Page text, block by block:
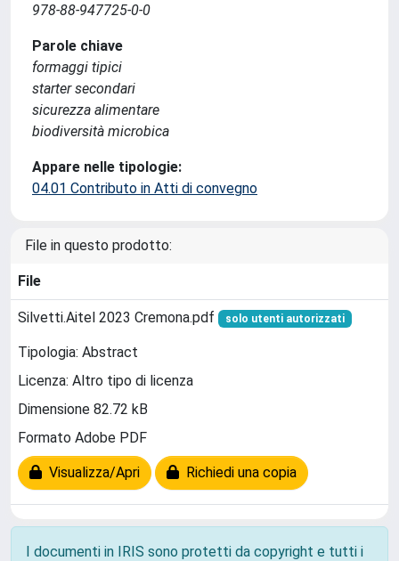
978-88-947725-0-0
Parole chiave
formaggi tipici
starter secondari
sicurezza alimentare
biodiversità microbica
Appare nelle tipologie:
04.01 Contributo in Atti di convegno
File in questo prodotto:
File
Silvetti.Aitel 2023 Cremona.pdf solo utenti autorizzati
Tipologia: Abstract
Licenza: Altro tipo di licenza
Dimensione 82.72 kB
Formato Adobe PDF
Visualizza/Apri Richiedi una copia
I documenti in IRIS sono protetti da copyright e tutti i